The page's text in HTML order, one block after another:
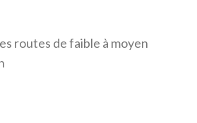
routes de faible à moyen